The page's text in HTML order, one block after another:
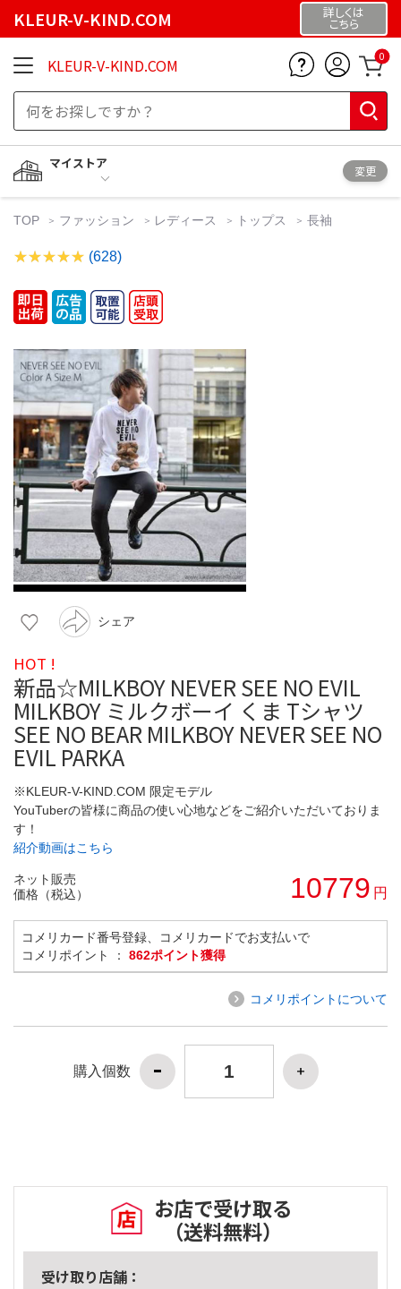
KLEUR-V-KIND.COM 詳しくは
こちら
KLEUR-V-KIND.COM 0
マイストア
変更
TOP ファッション レディース トップス 長袖
(628)
シェア
HOT !
新品☆MILKBOY NEVER SEE NO EVIL
MILKBOY ミルクボーイ くま Tシャツ
SEE NO BEAR MILKBOY NEVER SEE NO
EVIL PARKA
※KLEUR-V-KIND.COM 限定モデル
YouTuberの皆様に商品の使い心地などをご紹介いただいておりま
す！
紹介動画はこちら
ネット販売
価格（税込）
10779 円
コメリカード番号登録、コメリカードでお支払いで
コメリポイント ： 862ポイント獲得
コメリポイントについて
購入個数
お店で受け取る
（送料無料）
受け取り店舗：